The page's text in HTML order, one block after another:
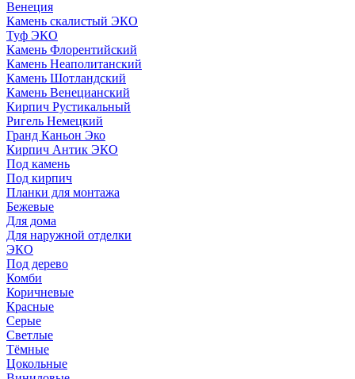
Венеция
Камень скалистый ЭКО
Туф ЭКО
Камень Флорентийский
Камень Неаполитанский
Камень Шотландский
Камень Венецианский
Кирпич Рустикальный
Ригель Немецкий
Гранд Каньон Эко
Кирпич Антик ЭКО
Под камень
Под кирпич
Планки для монтажа
Бежевые
Для дома
Для наружной отделки
ЭКO
Под дерево
Комби
Коричневые
Красные
Серые
Светлые
Тёмные
Цокольные